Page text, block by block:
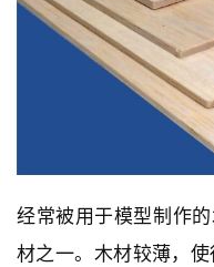
经常被用于模型制作
材之一。木材较薄，